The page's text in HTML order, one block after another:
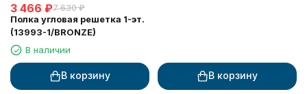
3 466 ₽7 630 ₽
Полка угловая решетка 1-эт.
(13993-1/BRONZE)
В наличии
В корзину В корзину